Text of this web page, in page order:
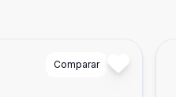
Comparar